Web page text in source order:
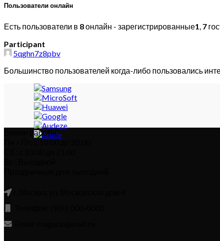
Пользователи онлайн
Есть пользователи в 8онлайн - зарегистрированные1, 7
Participant
5qghn7z8pbv
Большинство пользователей когда-либо пользовались
Время работы:
Пн – Пт: с 10:00 до 20:00